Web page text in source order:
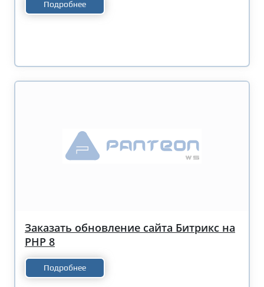
Подробнее
Заказать обновление сайта Битрикс на
PHP 8
Подробнее